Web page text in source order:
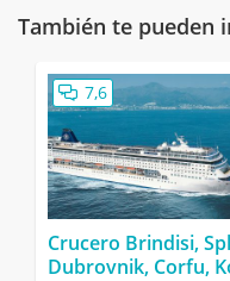
También te pueden
7,6
Crucero Brindisi,
Dubrovnik, Corfu,